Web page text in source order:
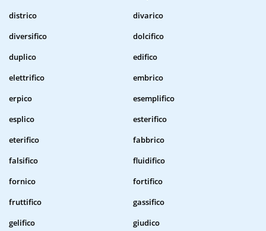
districo
divarico
diversifico
dolcifico
duplico
edifico
elettrifico
embrico
erpico
esemplifico
esplico
esterifico
eterifico
fabbrico
falsifico
fluidifico
fornico
fortifico
fruttifico
gassifico
gelifico
giudico